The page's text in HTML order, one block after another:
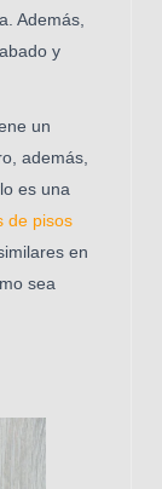
Además,
y
un
además,
es una
de pisos
en
sea